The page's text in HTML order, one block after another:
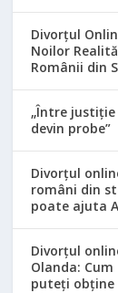
Divorțul
Noilor
Românii din
„Între
devin probe”
Divorțul
români din
poate ajuta
Divorțul
Olanda:
puteți obține